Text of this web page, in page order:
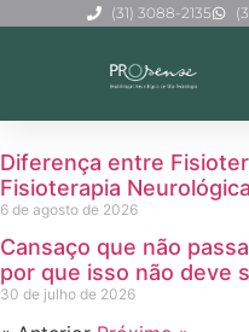
(31) 3088-2135
Diferença entre
Fisioterapia Neurológica
6 de agosto de 2026
Cansaço que não
por que isso não deve
30 de julho de 2026